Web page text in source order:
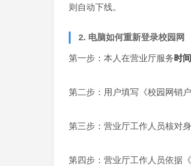
则自动下线。
2. 电脑如何重新登录校园网
第一步：本人在营业厅服务时间
第二步：用户填写《校园网销
第三步：营业厅工作人员核对
第四步：营业厅工作人员依据